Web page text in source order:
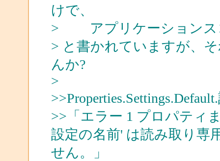
けで、
> アプリケーションス
> と書かれていますが、
んか?
>
>>「エラー 1 プロパティ
設定の名前' は読み取り専
せん。」